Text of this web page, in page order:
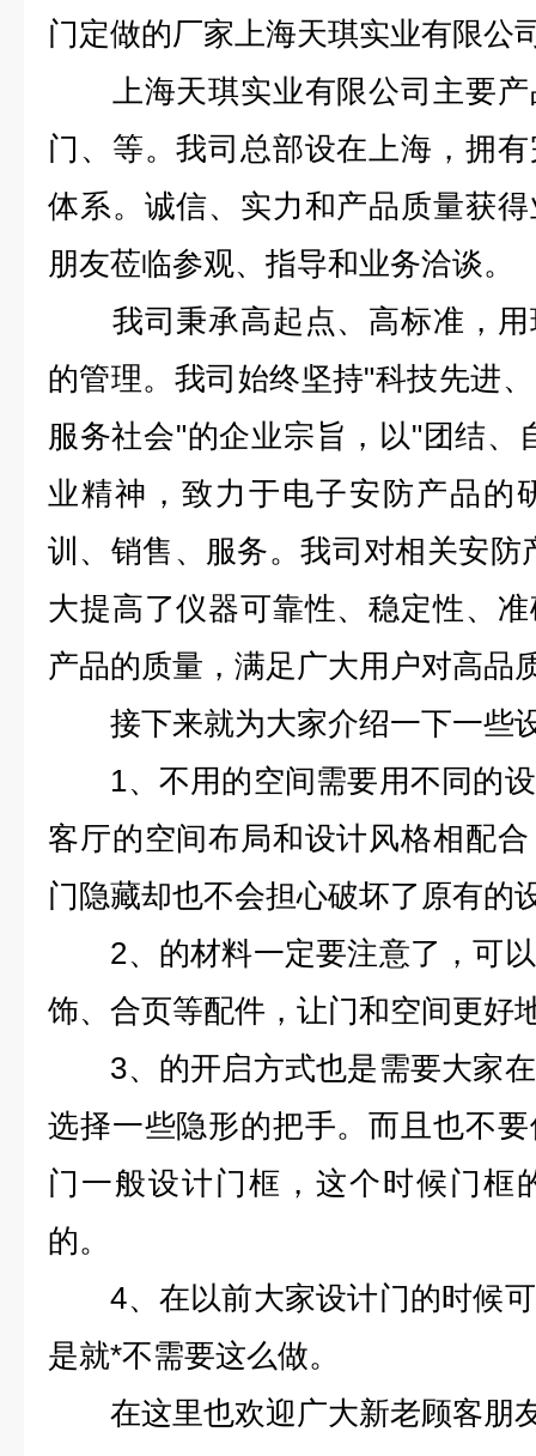
门定做的厂家上海天琪实业有限公
上海天琪实业有限公司主要产
门、等。我司总部设在上海，拥
体系。诚信、实力和产品质量获
朋友莅临参观、指导和业务洽谈。
我司秉承高起点、高标准，用
的管理。我司始终坚持"科技先进
服务社会"的企业宗旨，以"团结、
业精神，致力于电子安防产品的
训、销售、服务。我司对相关安防
大提高了仪器可靠性、稳定性、
产品的质量，满足广大用户对高品
接下来就为大家介绍一下一些
1、不用的空间需要用不同的设
客厅的空间布局和设计风格相配
门隐藏却也不会担心破坏了原有的
2、的材料一定要注意了，可以
饰、合页等配件，让门和空间更好
3、的开启方式也是需要大家在
选择一些隐形的把手。而且也不
门一般设计门框，这个时候门框
的。
4、在以前大家设计门的时候可
是就*不需要这么做。
在这里也欢迎广大新老顾客朋